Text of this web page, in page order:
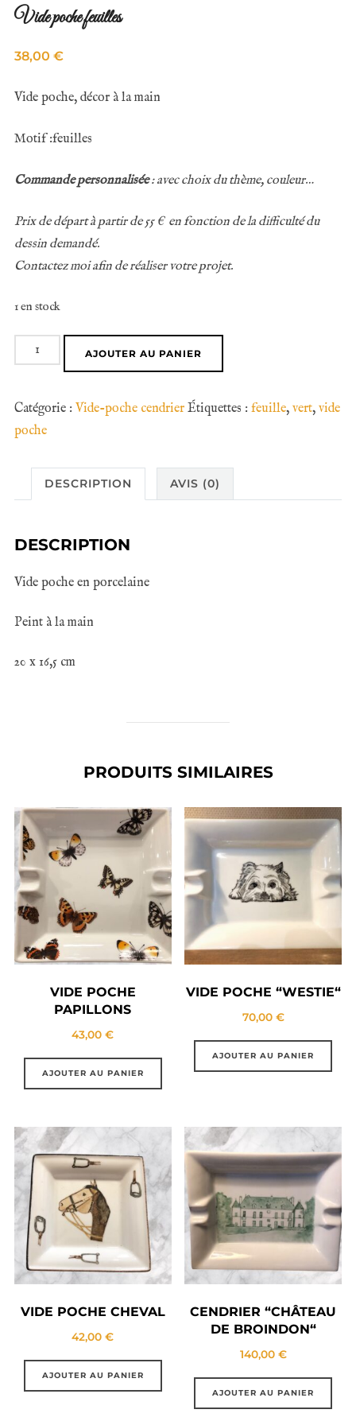
Vide poche feuilles
38,00 €
Vide poche, décor à la main
Motif :feuilles
Commande personnalisée: avec choix du thème, couleur…
Prix de départ à partir de 55 € en fonction de la difficulté du
dessin demandé.
Contactez moi afin de réaliser votre projet.
1 en stock
quantité
de
poche
feuilles
AJOUTER AU PANIER
Catégorie : Vide-poche cendrier Étiquettes : feuille, vert, vide
poche
DESCRIPTION AVIS (0)
DESCRIPTION
Vide poche en porcelaine
Peint à la main
20 x 16,5 cm
PRODUITS SIMILAIRES
VIDE POCHE
PAPILLONS
43,00€
AJOUTER AU PANIER
VIDE POCHE “WESTIE“
70,00 €
AJOUTER AU PANIER
VIDE POCHE CHEVAL
42,00€
AJOUTER AU PANIER
CENDRIER “CHÂTEAU
DE BROINDON“
140,00 €
AJOUTER AU PANIER